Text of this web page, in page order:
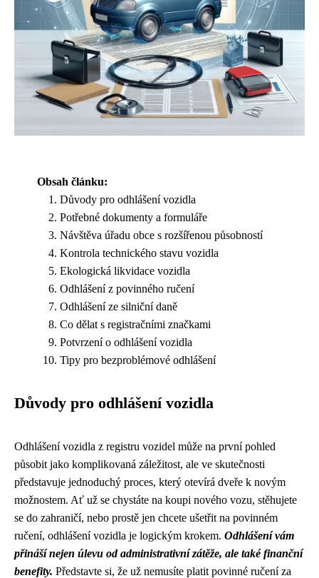
Obsah článku:
Důvody pro odhlášení vozidla
Potřebné dokumenty a formuláře
Návštěva úřadu obce s rozšířenou působností
Kontrola technického stavu vozidla
Ekologická likvidace vozidla
Odhlášení z povinného ručení
Odhlášení ze silniční daně
Co dělat s registračními značkami
Potvrzení o odhlášení vozidla
Tipy pro bezproblémové odhlášení
Důvody pro odhlášení vozidla
Odhlášení vozidla z registru vozidel může na první pohled
působit jako komplikovaná záležitost, ale ve skutečnosti
představuje jednoduchý proces, který otevírá dveře k novým
možnostem. Ať už se chystáte na koupi nového vozu, stěhujete
se do zahraničí, nebo prostě jen chcete ušetřit na povinném
ručení, odhlášení vozidla je logickým krokem. Odhlášení vám
přináší nejen úlevu od administrativní zátěže, ale také finanční
benefity. Představte si, že už nemusíte platit povinné ručení za